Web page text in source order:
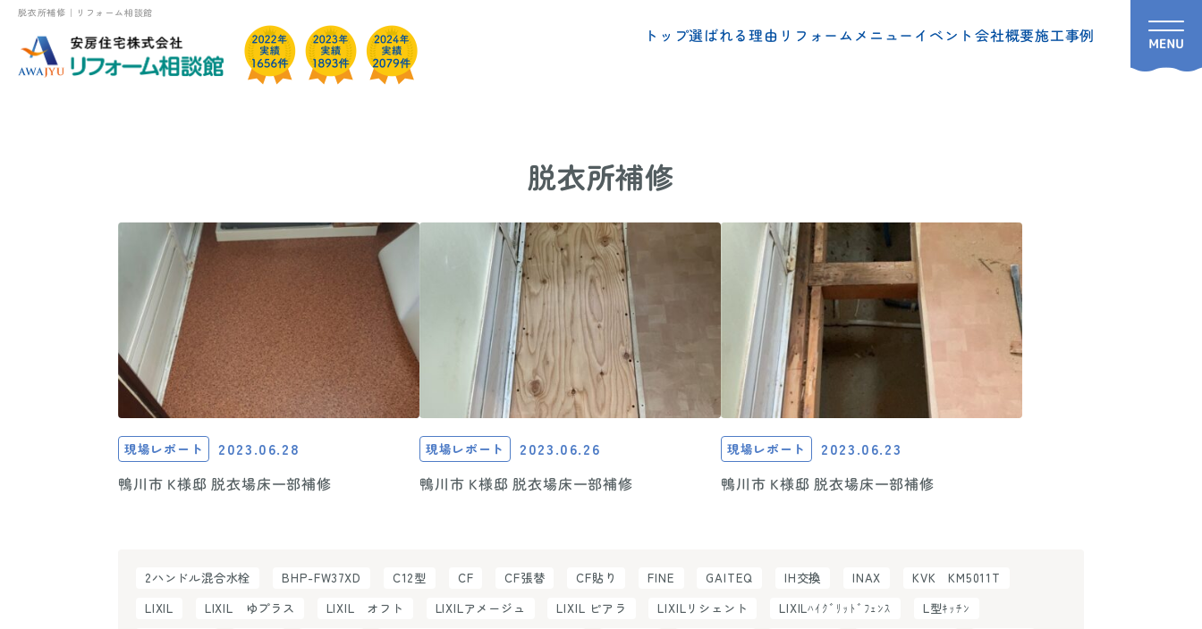
脱衣所補修｜リフォーム相談館
トップ選ばれる理由 リフォームメニュー イベント 会社概要施工事例
脱衣所補修
現場レポート 2023.06.28
鴨川市 K様邸 脱衣場床一部補修
現場レポート 2023.06.26
鴨川市 K様邸 脱衣場床一部補修
現場レポート 2023.06.23
鴨川市 K様邸 脱衣場床一部補修
2ハンドル混合水栓 BHP-FW37XD C12型 CF CF張替 CF貼り FINE GAITEQ IH交換 INAX
KVK KM5011T
LIXIL
LIXIL ゆプラス LIXIL オフト LIXILアメージュ LIXIL ピアラ LIXILリシェント LIXILﾊｲｸﾞﾘｯﾄﾞﾌｪﾝｽ
L型ｷｯﾁﾝ